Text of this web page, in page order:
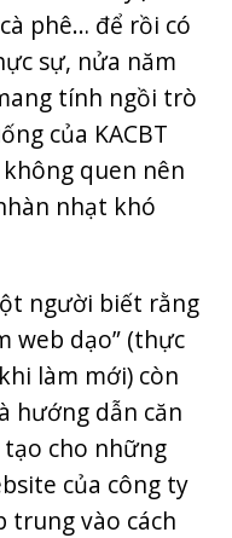
phê… để rồi có
sự, nửa năm
tính ngồi trò
của KACBT
quen nên
nhạt khó
người biết rằng
web dạo” (thực
làm mới) còn
hướng dẫn căn
tạo cho những
của công ty
trung vào cách